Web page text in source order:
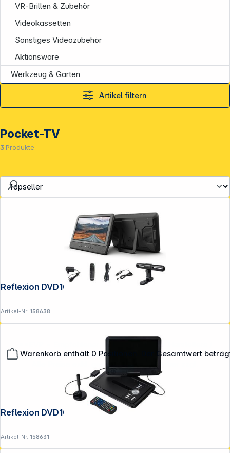
Warenkorb enthält 0 Positionen. Der Gesamtwert
VR-Brillen & Zubehör
Videokassetten
Sonstiges Videozubehör
Aktionsware
Werkzeug & Garten
Artikel filtern
Pocket-TV
3 Produkte
Reflexion DVD1052N
Artikel-Nr.:158638
Reflexion DVD1025
Artikel-Nr.:158631
Lieferanten zzgl. 19% Mwst.
Versandkosten.